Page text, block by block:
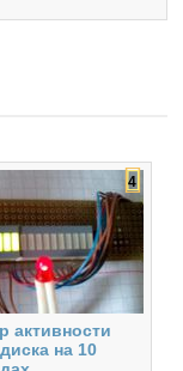
активности
на 10
4